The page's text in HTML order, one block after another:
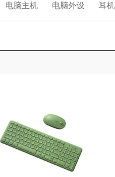
电脑主机 电脑外设 耳